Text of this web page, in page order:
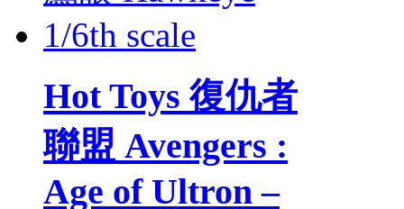
Hot Toys 復仇者
聯盟 Avengers :
Age of Ultron –